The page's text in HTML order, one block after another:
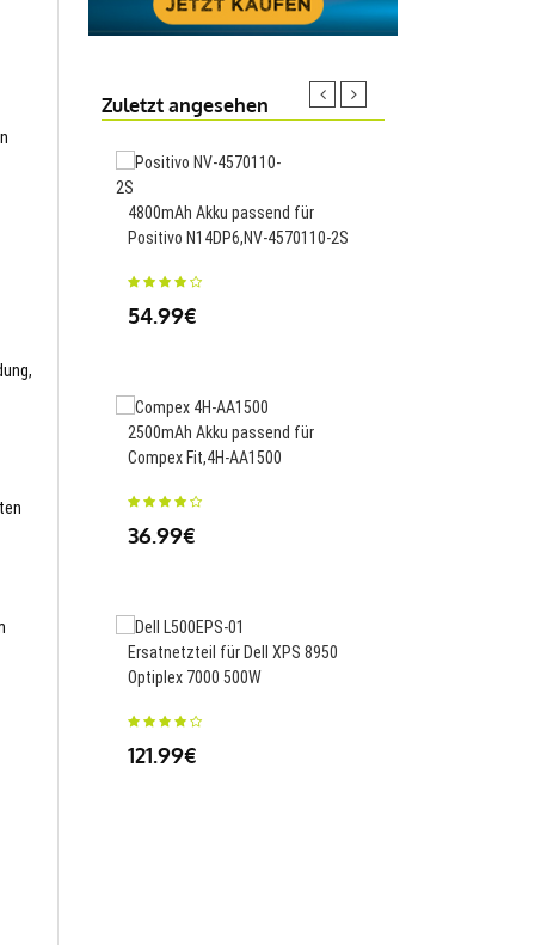
Zuletzt angesehen
4800mAh Akku passend für
Positivo N14DP6,NV-4570110-2S
54.99€
2500mAh Akku passend für
Compex Fit,4H-AA1500
36.99€
Ersatnetzteil für Dell XPS 8950
Optiplex 7000 500W
121.99€